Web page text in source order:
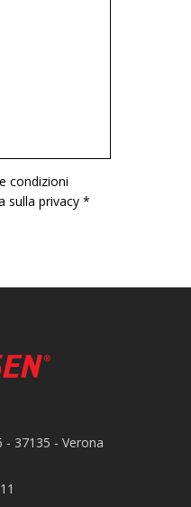
condizioni
sulla privacy *
- 37135 - Verona